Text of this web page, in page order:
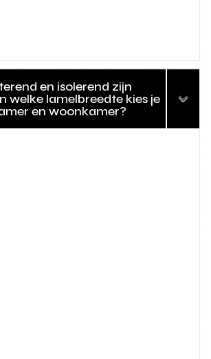
en isolerend zijn
welke lamelbreedte kies je
en woonkamer?